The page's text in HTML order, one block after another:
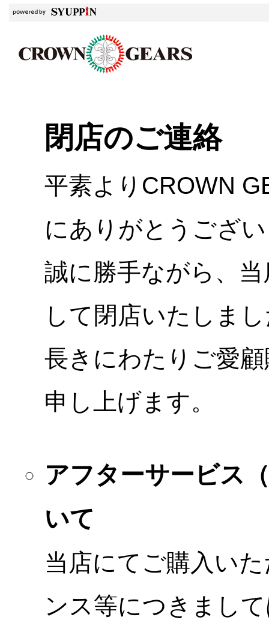
閉店のご連絡
平素よりCROWN
にありがとうござ
誠に勝手ながら、
して閉店いたしま
長きにわたりご愛
申し上げます。
アフターサービス
いて
当店にてご購入い
ンス等につきまし